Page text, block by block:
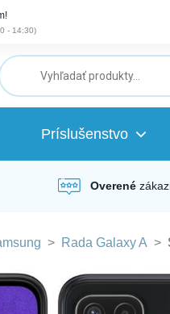
- 14:30)
Príslušenstvo
Overené
> Rada Galaxy A >